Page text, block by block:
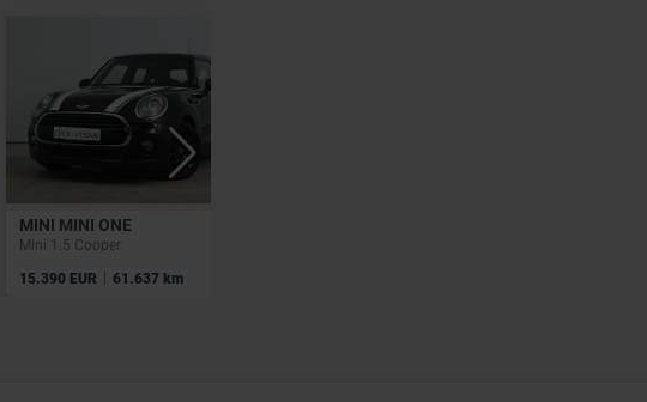
MINI MINI ONE
Mini 1.5 Cooper
15.390 EUR | 61.637 km